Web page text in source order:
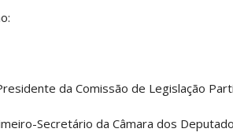
da Comissão de Legislação
Secretário da Câmara dos
Acompanha Reunião
Permanente E
Reforça…
Comunicacao 26 jun, 2026